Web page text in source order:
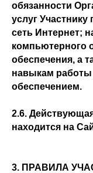
обязанности
услуг
сеть Интернет;
компьютерного
обеспечения, а
навыкам
обеспечением.
2.6.
находится на
3. ПРАВИЛА